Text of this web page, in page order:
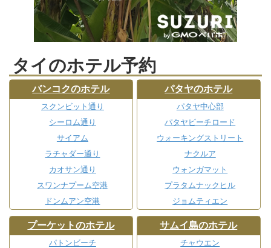
タイのホテル予約
バンコクのホテル
スクンビット通り
シーロム通り
サイアム
ラチャダー通り
カオサン通り
スワンナプーム空港
ドンムアン空港
パタヤのホテル
パタヤ中心部
パタヤビーチロード
ウォーキングストリート
ナクルア
ウォンガマット
プラタムナックヒル
ジョムティエン
プーケットのホテル
パトンビーチ
サムイ島のホテル
チャウエン